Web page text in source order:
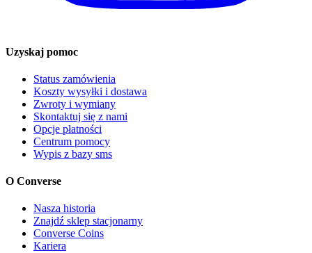
Uzyskaj pomoc
Status zamówienia
Koszty wysyłki i dostawa
Zwroty i wymiany
Skontaktuj się z nami
Opcje płatności
Centrum pomocy
Wypis z bazy sms
O Converse
Nasza historia
Znajdź sklep stacjonarny
Converse Coins
Kariera